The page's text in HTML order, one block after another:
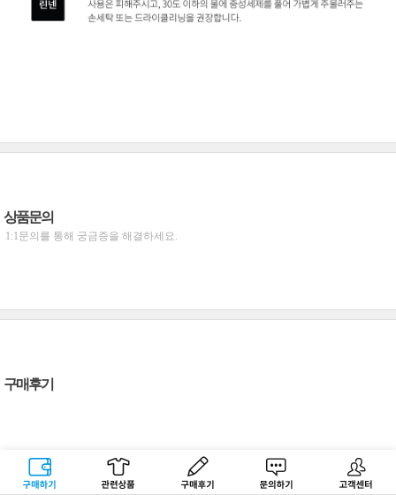
구매하기 관련상품 상품후기 문의하기 고객센터
상품문의
1:1문의를 통해 궁금증을 해결하세요.
구매후기